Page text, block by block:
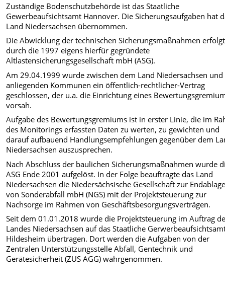
Zuständige Bodenschutzbehörde ist das Staatliche
Gewerbeaufsichtsamt Hannover. Die Sicherungsaufgaben hat
Land Niedersachsen übernommen.
Die Abwicklung der technischen Sicherungsmaßnahmen
durch die 1997 eigens hierfür gegründete
Altlastensicherungsgesellschaft mbH (ASG).
Am 29.04.1999 wurde zwischen dem Land Niedersachsen und
anliegenden Kommunen ein öffentlich-rechtlicher-Vertrag
geschlossen, der u.a. die Einrichtung eines
vorsah.
Aufgabe des Bewertungsgremiums ist in erster Linie, die im
des Monitorings erfassten Daten zu werten, zu gewichten und
darauf aufbauend Handlungsempfehlungen gegenüber dem
Niedersachsen auszusprechen.
Nach Abschluss der baulichen Sicherungsmaßnahmen wurde
ASG Ende 2001 aufgelöst. In der Folge beauftragte das Land
Niedersachsen die Niedersächsische Gesellschaft zur
von Sonderabfall mbH (NGS) mit der Projektsteuerung zur
Nachsorge im Rahmen von Geschäftsbesorgungsverträgen.
Seit dem 01.01.2018 wurde die Projektsteuerung im Auftrag
Landes Niedersachsen auf das Staatliche
Hildesheim übertragen. Dort werden die Aufgaben von der
Zentralen Unterstützungsstelle Abfall, Gentechnik und
Gerätesicherheit (ZUS AGG) wahrgenommen.